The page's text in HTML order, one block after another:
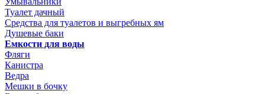
Туалет дачный
Средства для туалетов и выгребных ям
Душевые баки
Емкости для воды
Фляги
Канистра
Ведра
Мешки в бочку